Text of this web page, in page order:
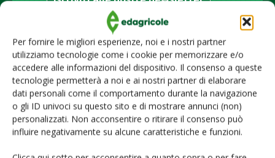
Per fornire le migliori esperienze, noi e i nostri partner
utilizziamo tecnologie come i cookie per memorizzare e/o
accedere alle informazioni del dispositivo. Il consenso a queste
tecnologie permetterà a noi e ai nostri partner di elaborare
dati personali come il comportamento durante la navigazione
o gli ID univoci su questo sito e di mostrare annunci (non)
personalizzati. Non acconsentire o ritirare il consenso può
influire negativamente su alcune caratteristiche e funzioni.